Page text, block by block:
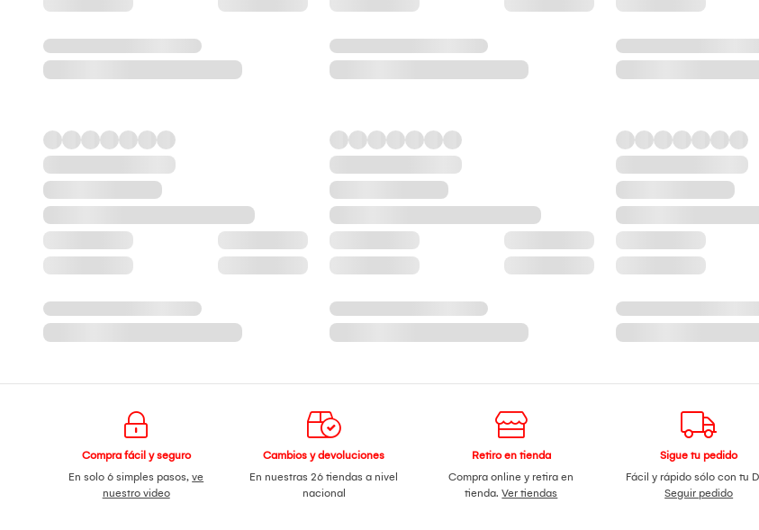
Compra fácil y seguro
En solo 6 simples pasos,ve
nuestro video
Cambios y devoluciones
En nuestras 26 tiendas a nivel
nacional
Retiro en tienda
Compra online y retira en
tienda.Ver tiendas
Sigue tu pedido
Fácil y rápido sólo con tu
Seguir pedido